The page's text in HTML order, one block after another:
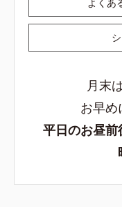
月末
お早め
平日のお昼